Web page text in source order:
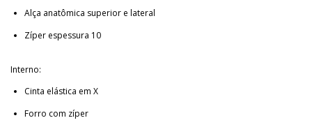
Alça anatômica superior e lateral
Zíper espessura 10
Interno:
Cinta elástica em X
Forro com zíper